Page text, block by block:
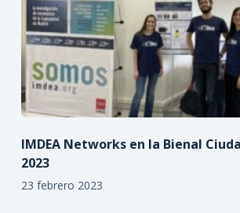
IMDEA Networks en la Bienal
2023
23 febrero 2023